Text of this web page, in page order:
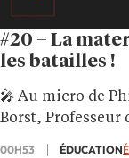
#20 – La
les batailles !
🎤 Au micro de
Borst, Professeur
00H53 ÉDUCATION